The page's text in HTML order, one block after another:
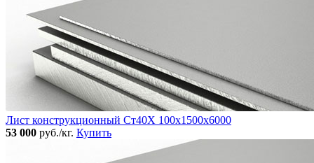
Лист конструкционный Ст40Х 100х1500х6000
53 000 руб./кг. Купить